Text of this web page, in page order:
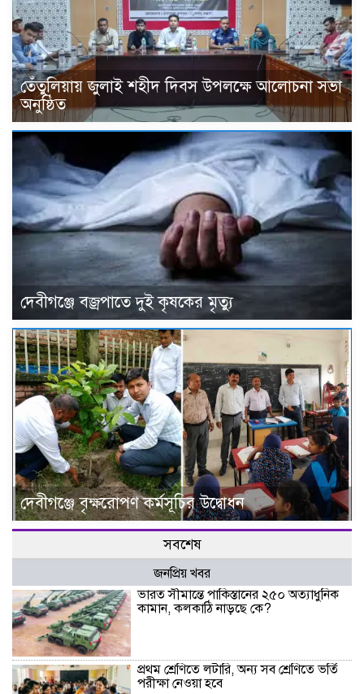
তেঁতুলিয়ায় জুলাই শহীদ দিবস উপলক্ষে আলোচনা সভা
অনুষ্ঠিত
দেবীগঞ্জে বজ্রপাতে দুই কৃষকের মৃত্যু
দেবীগঞ্জে বৃক্ষরোপণ কর্মসূচির উদ্বোধন
সবশেষ
জনপ্রিয় খবর
ভারত সীমান্তে পাকিস্তানের ২৫০ অত্যাধুনিক
কামান, কলকাঠি নাড়ছে কে?
প্রথম শ্রেণিতে লটারি, অন্য সব শ্রেণিতে ভর্তি
পরীক্ষা নেওয়া হবে